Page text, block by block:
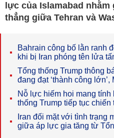
lực của Islamabad
thẳng giữa Tehran và
Bahrain công bố lằn ranh
khi bị Iran phóng tên lửa
Tổng thống Trump thông
đang đạt ‘thành công
Nỗ lực hiếm hoi mang
thống Trump tiếp tục chiến
Iran đối mặt với tình trạng
giữa áp lực gia tăng từ